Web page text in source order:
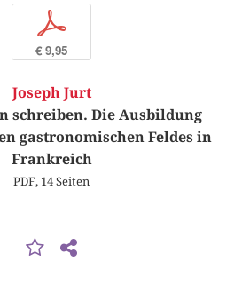
p
€ 9,95
Joseph Jurt
schreiben. Die Ausbildung
gastronomischen Feldes in
Frankreich
PDF, 14 Seiten